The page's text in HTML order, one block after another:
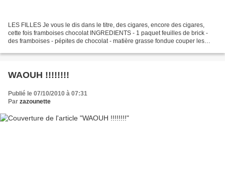
LES FILLES Je vous le dis dans le titre, des cigares, encore des cigares,
cette fois framboises chocolat INGREDIENTS - 1 paquet feuilles de brick -
des framboises - pépites de chocolat - matière grasse fondue couper les
WAOUH !!!!!!!!
Publié le 07/10/2010 à 07:31
Par zazounette